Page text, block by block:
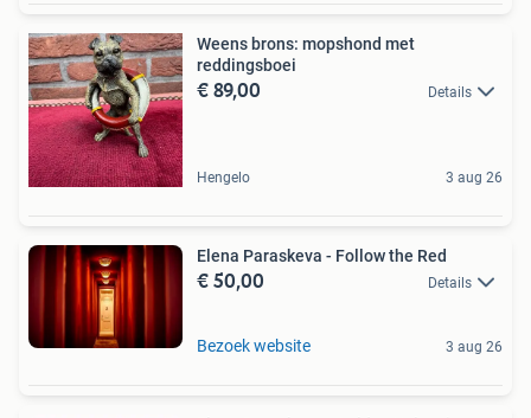
Weens brons: mopshond met
reddingsboei
€ 89,00 Details
Hengelo 3 aug 26
Elena Paraskeva - Follow the Red
€ 50,00 Details
Bezoek website 3 aug 26